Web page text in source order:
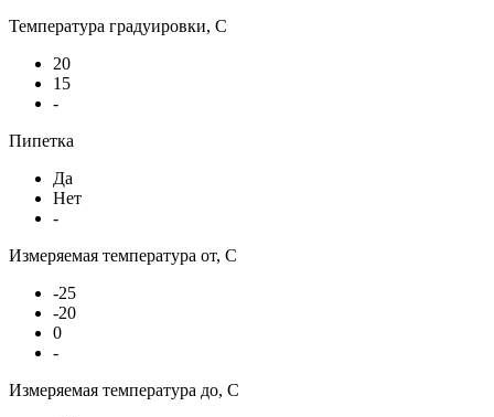
Температура градуировки, С
20
15
-
Пипетка
Да
Нет
-
Измеряемая температура от, С
-25
-20
0
-
Измеряемая температура до, С